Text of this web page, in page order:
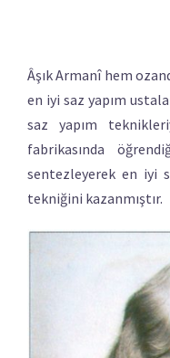
Âşık Armanî hem
en iyi saz yapım
saz yapım
fabrikasında
sentezleyerek en iyi
tekniğini kazanmıştır.